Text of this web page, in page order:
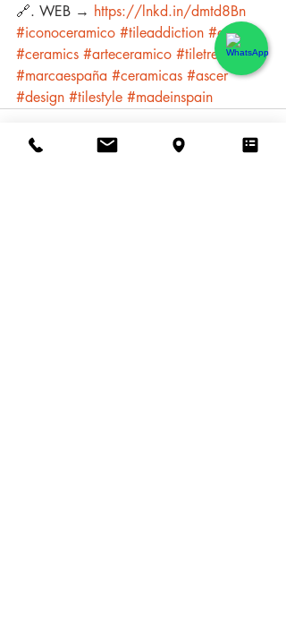
🔗. WEB → https://lnkd.in/dmtd8Bn
#iconoceramico #tileaddiction #azulejo
#ceramics #arteceramico #tiletrends
#marcaespaña #ceramicas #ascer
#design #tilestyle #madeinspain